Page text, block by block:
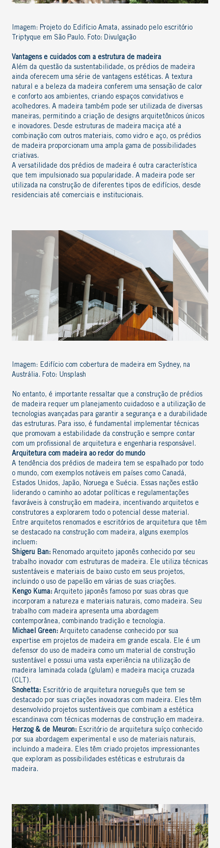
Imagem: Projeto do Edifício Amata, assinado pelo escritório
Triptyque em São Paulo. Foto: Divulgação
Vantagens e cuidados com a estrutura de madeira
Além da questão da sustentabilidade, os prédios de madeira
ainda oferecem uma série de vantagens estéticas. A textura
natural e a beleza da madeira conferem uma sensação de calor
e conforto aos ambientes, criando espaços convidativos e
acolhedores. A madeira também pode ser utilizada de diversas
maneiras, permitindo a criação de designs arquitetônicos únicos
e inovadores. Desde estruturas de madeira maciça até a
combinação com outros materiais, como vidro e aço, os prédios
de madeira proporcionam uma ampla gama de possibilidades
criativas.
A versatilidade dos prédios de madeira é outra característica
que tem impulsionado sua popularidade. A madeira pode ser
utilizada na construção de diferentes tipos de edifícios, desde
residenciais até comerciais e institucionais.
Imagem: Edifício com cobertura de madeira em Sydney, na
Austrália. Foto: Unsplash
No entanto, é importante ressaltar que a construção de prédios
de madeira requer um planejamento cuidadoso e a utilização de
tecnologias avançadas para garantir a segurança e a durabilidade
das estruturas. Para isso, é fundamental implementar técnicas
que promovam a estabilidade da construção e sempre contar
com um profissional de arquitetura e engenharia responsável .
Arquitetura com madeira ao redor do mundo
A tendência dos prédios de madeira tem se espalhado por todo
o mundo, com exemplos notáveis em países como Canadá,
Estados Unidos, Japão, Noruega e Suécia. Essas nações estão
liderando o caminho ao adotar políticas e regulamentações
favoráveis à construção em madeira, incentivando arquitetos e
construtores a explorarem todo o potencial desse material.
Entre arquitetos renomados e escritórios de arquitetura que têm
se destacado na construção com madeira, alguns exemplos
incluem:
Shigeru Ban: Renomado arquiteto japonês conhecido por seu
trabalho inovador com estruturas de madeira. Ele utiliza técnicas
sustentáveis e materiais de baixo custo em seus projetos,
incluindo o uso de papelão em várias de suas criações.
Kengo Kuma: Arquiteto japonês famoso por suas obras que
incorporam a natureza e materiais naturais, como madeira. Seu
trabalho com madeira apresenta uma abordagem
contemporânea, combinando tradição e tecnologia.
Michael Green: Arquiteto canadense conhecido por sua
expertise em projetos de madeira em grande escala. Ele é um
defensor do uso de madeira como um material de construção
sustentável e possui uma vasta experiência na utilização de
madeira laminada colada (glulam) e madeira maciça cruzada
(CLT).
Snohetta: Escritório de arquitetura norueguês que tem se
destacado por suas criações inovadoras com madeira. Eles têm
desenvolvido projetos sustentáveis que combinam a estética
escandinava com técnicas modernas de construção em madeira.
Herzog & de Meuron: Escritório de arquitetura suíço conhecido
por sua abordagem experimental e uso de materiais naturais,
incluindo a madeira. Eles têm criado projetos impressionantes
que exploram as possibilidades estéticas e estruturais da
madeira.